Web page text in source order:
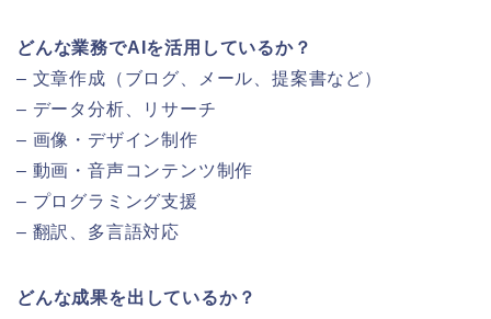
どんな業務でAIを活用しているか？
– 文章作成（ブログ、メール、提案書など）
– データ分析、リサーチ
– 画像・デザイン制作
– 動画・音声コンテンツ制作
– プログラミング支援
– 翻訳、多言語対応
どんな成果を出しているか？